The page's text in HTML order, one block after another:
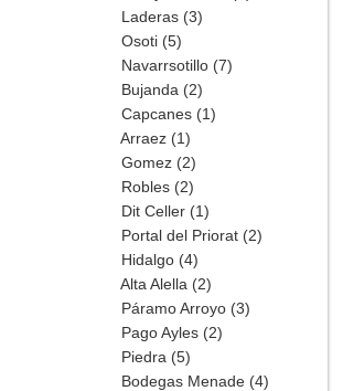
Laderas (3)
Osoti (5)
Navarrsotillo (7)
Bujanda (2)
Capcanes (1)
Arraez (1)
Gomez (2)
Robles (2)
Dit Celler (1)
Portal del Priorat (2)
Hidalgo (4)
Alta Alella (2)
Páramo Arroyo (3)
Pago Ayles (2)
Piedra (5)
Bodegas Menade (4)